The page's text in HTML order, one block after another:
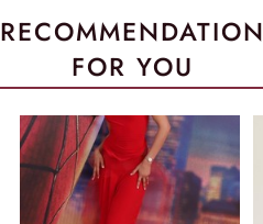
RECOMMENDATION
FOR YOU